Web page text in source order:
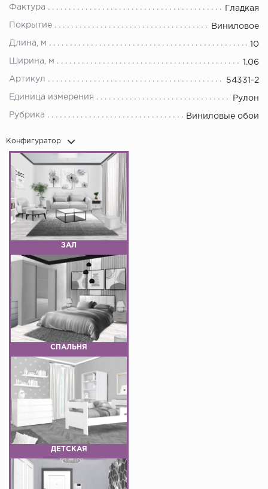
Фактура Гладкая
Покрытие Виниловое
Длина, м 10
Ширина, м 1.06
Артикул 54331-2
Единица измерения Рулон
Рубрика Виниловые обои
Конфигуратор
ЗАЛ
СПАЛЬНЯ
ДЕТСКАЯ